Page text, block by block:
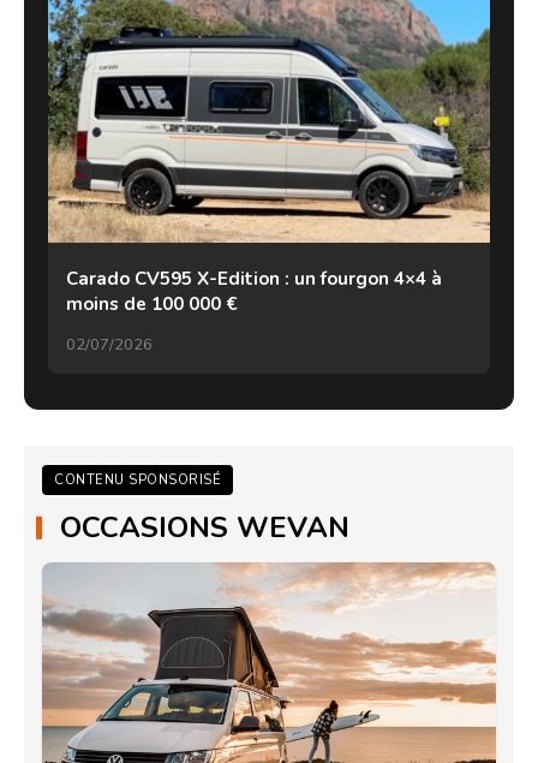
Carado CV595 X-Edition : un fourgon 4×4 à
moins de 100 000 €
02/07/2026
CONTENU SPONSORISÉ
OCCASIONS WEVAN